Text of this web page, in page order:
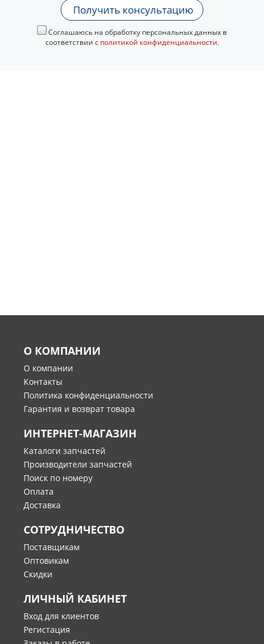
Получить консультацию
Соглашаюсь на обработку персональных данных в
соответствии с политикой конфиденциальности.
О КОМПАНИИ
О компании
Контакты
Политика конфиденциальности
Гарантия и возврат товара
ИНТЕРНЕТ-МАГАЗИН
Каталоги запчастей
Производители запчастей
Поиск по номеру
Оплата
Доставка
СОТРУДНИЧЕСТВО
Поставщикам
Оптовикам
Скидки
ЛИЧНЫЙ КАБИНЕТ
Вход для клиентов
Регистация